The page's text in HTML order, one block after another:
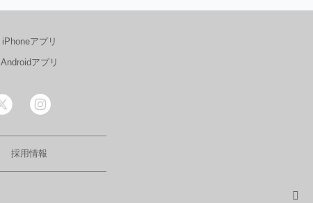
iPhoneアプリ
Androidアプリ
採用情報